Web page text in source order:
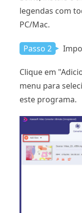
legendas com
PC/Mac.
Passo 2
Clique em
menu para
este programa.